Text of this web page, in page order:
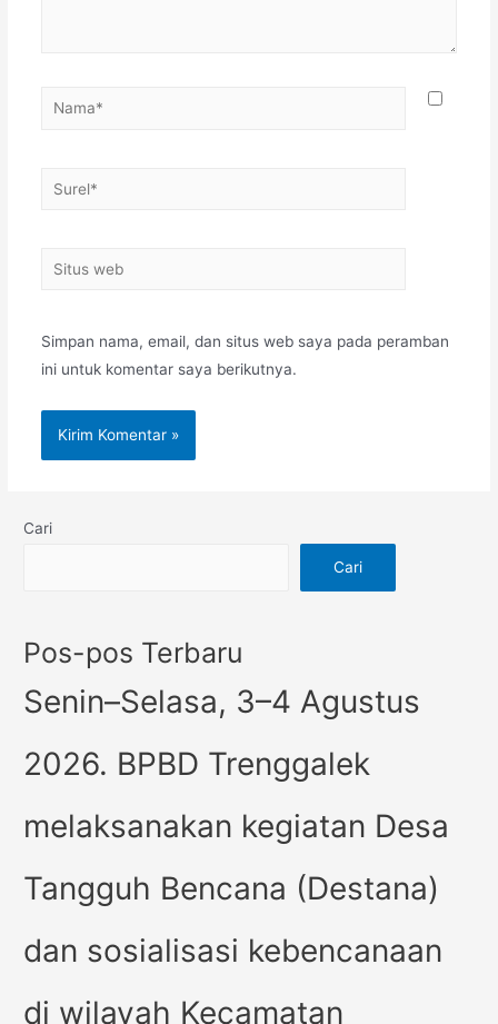
Simpan nama, email, dan situs web saya pada peramban
ini untuk komentar saya berikutnya.
Cari
Cari
Pos-pos Terbaru
Senin–Selasa, 3–4 Agustus
2026. BPBD Trenggalek
melaksanakan kegiatan Desa
Tangguh Bencana (Destana)
dan sosialisasi kebencanaan
di wilayah Kecamatan